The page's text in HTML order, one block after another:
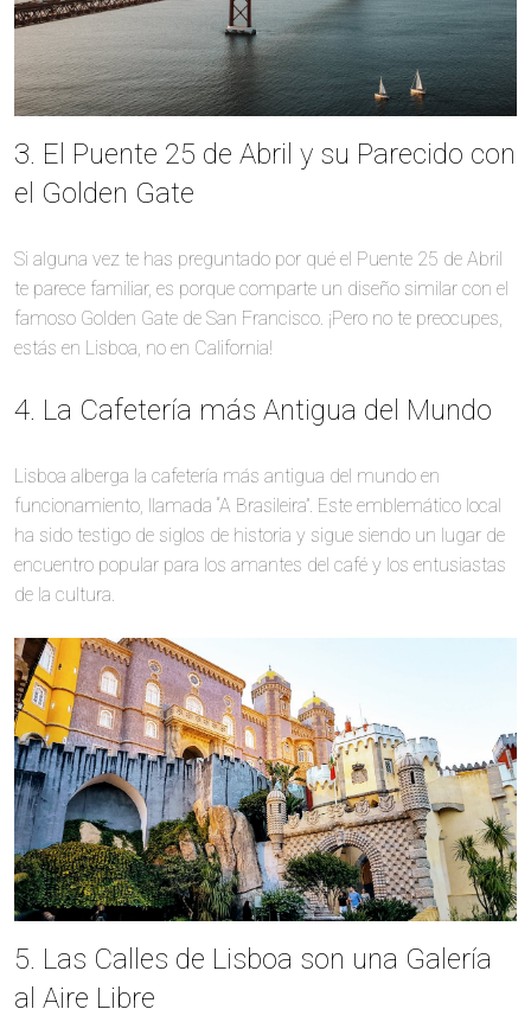
3. El Puente 25 de Abril y su Parecido con
el Golden Gate
Si alguna vez te has preguntado por qué el Puente 25 de Abril
te parece familiar, es porque comparte un diseño similar con el
famoso Golden Gate de San Francisco. ¡Pero no te preocupes,
estás en Lisboa, no en California!
4. La Cafetería más Antigua del Mundo
Lisboa alberga la cafetería más antigua del mundo en
funcionamiento, llamada “A Brasileira”. Este emblemático local
ha sido testigo de siglos de historia y sigue siendo un lugar de
encuentro popular para los amantes del café y los entusiastas
de la cultura.
5. Las Calles de Lisboa son una Galería
al Aire Libre